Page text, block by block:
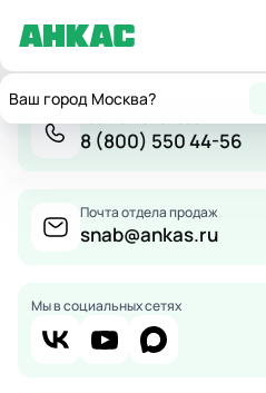
Ваш город Москва?
8 (800) 550 44-56
Почта отдела продаж
snab@ankas.ru
Мы в социальных сетях